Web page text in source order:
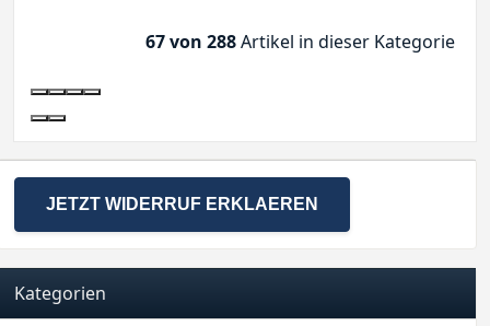
67 von 288Artikel in dieser Kategorie
JETZT WIDERRUF ERKLAEREN
Kategorien